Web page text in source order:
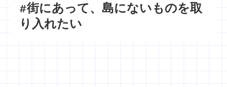
#街にあって、島にないものを取
り入れたい